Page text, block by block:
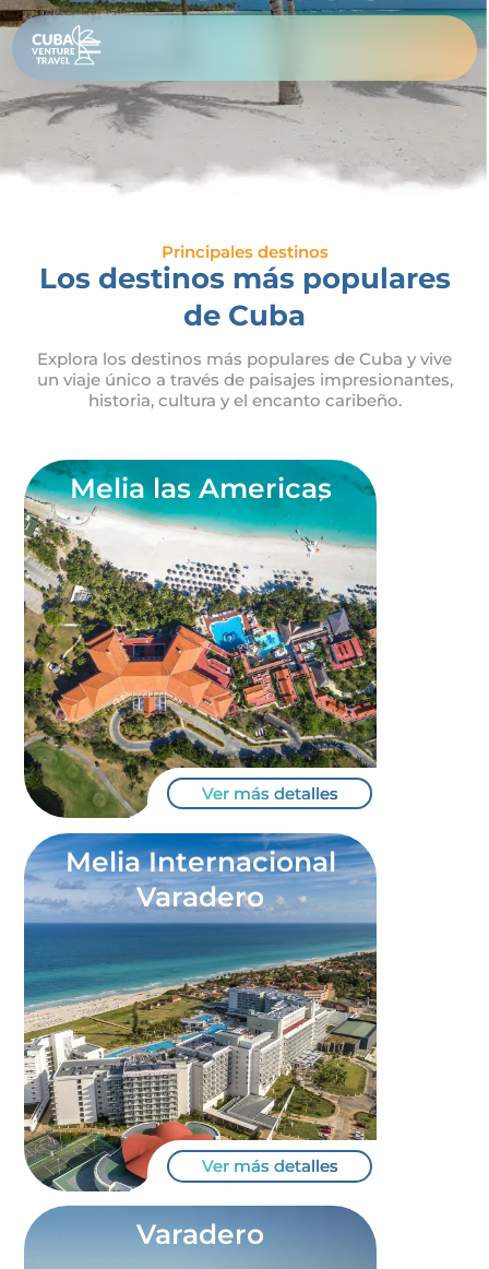
Ir
al
contenido
Top
Principales destinos
Los destinos más populares
de Cuba
Explora los destinos más populares de Cuba y vive
un viaje único a través de paisajes impresionantes,
historia, cultura y el encanto caribeño.
Melia las Americas
Ver más detalles
Melia Internacional
Varadero
Ver más detalles
Varadero